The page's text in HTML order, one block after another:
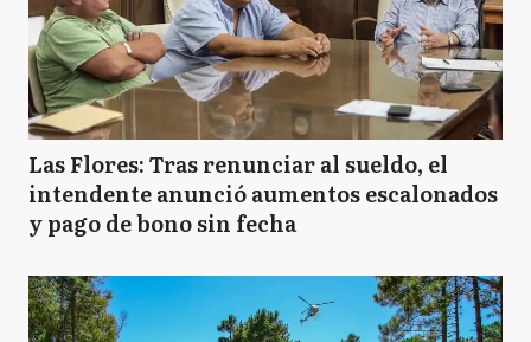
Las Flores: Tras renunciar al sueldo, el
intendente anunció aumentos escalonados
y pago de bono sin fecha